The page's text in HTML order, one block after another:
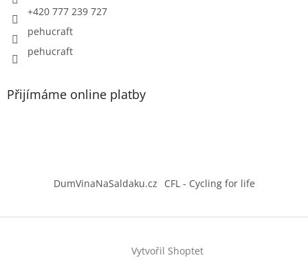
+420 777 239 727
pehucraft
pehucraft
Přijímáme online platby
DumVinaNaSaldaku.cz CFL - Cycling for life
Vytvořil Shoptet